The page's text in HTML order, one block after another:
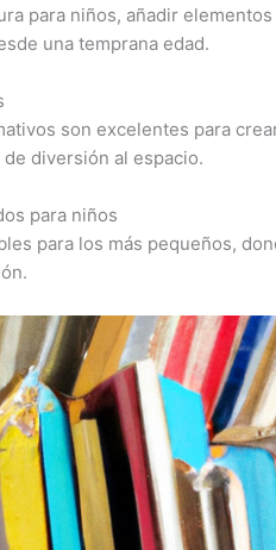
para niños, añadir
una temprana edad.
son excelentes para
diversión al espacio.
para niños
para los más pequeños,